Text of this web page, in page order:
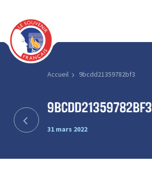
Accueil 9bcdd21359782bf3
9bcdd21359782bf3
31 mars 2022